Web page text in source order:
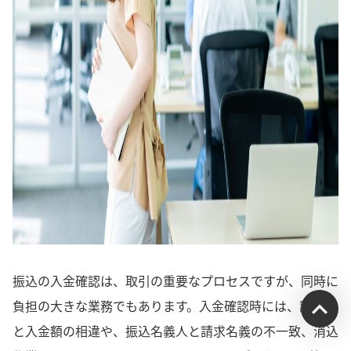
振込の入金確認は、取引の重要なプロセスですが、同時に
負担の大きな業務でもあります。入金確認時には、請求額
と入金額の相違や、振込名義人と請求名義の不一致、消込
受付時間：平日9:00~17:00